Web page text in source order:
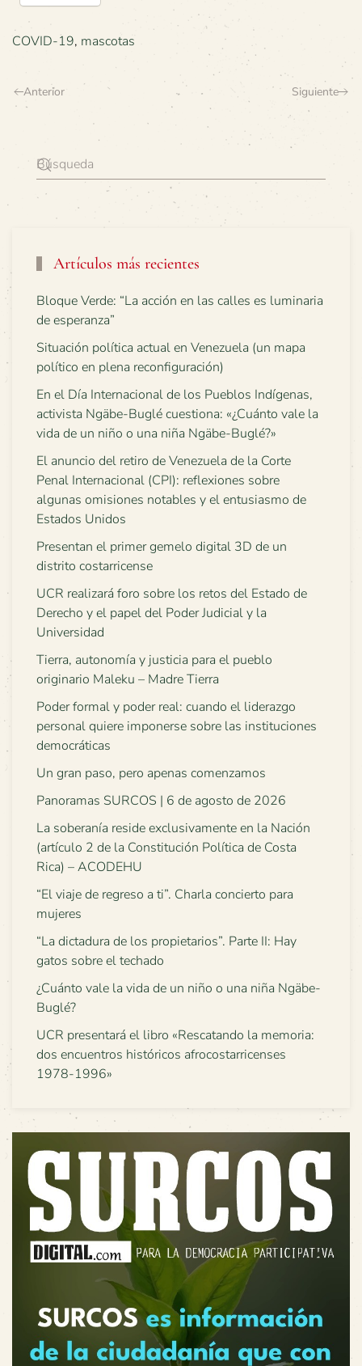
COVID-19, mascotas
Anterior Siguiente
Artículos más recientes
Bloque Verde: “La acción en las calles es luminaria
de esperanza”
Situación política actual en Venezuela (un mapa
político en plena reconfiguración)
En el Día Internacional de los Pueblos Indígenas,
activista Ngäbe-Buglé cuestiona: «¿Cuánto vale la
vida de un niño o una niña Ngäbe-Buglé?»
El anuncio del retiro de Venezuela de la Corte
Penal Internacional (CPI): reflexiones sobre
algunas omisiones notables y el entusiasmo de
Estados Unidos
Presentan el primer gemelo digital 3D de un
distrito costarricense
UCR realizará foro sobre los retos del Estado de
Derecho y el papel del Poder Judicial y la
Universidad
Tierra, autonomía y justicia para el pueblo
originario Maleku – Madre Tierra
Poder formal y poder real: cuando el liderazgo
personal quiere imponerse sobre las instituciones
democráticas
Un gran paso, pero apenas comenzamos
Panoramas SURCOS | 6 de agosto de 2026
La soberanía reside exclusivamente en la Nación
(artículo 2 de la Constitución Política de Costa
Rica) – ACODEHU
“El viaje de regreso a ti”. Charla concierto para
mujeres
“La dictadura de los propietarios”. Parte II: Hay
gatos sobre el techado
¿Cuánto vale la vida de un niño o una niña Ngäbe-
Buglé?
UCR presentará el libro «Rescatando la memoria:
dos encuentros históricos afrocostarricenses
1978-1996»